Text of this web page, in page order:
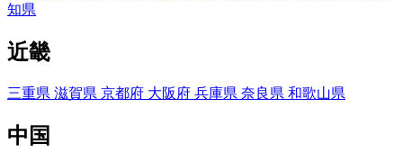
知県
近畿
三重県 滋賀県 京都府 大阪府 兵庫県 奈良県 和歌山県
中国